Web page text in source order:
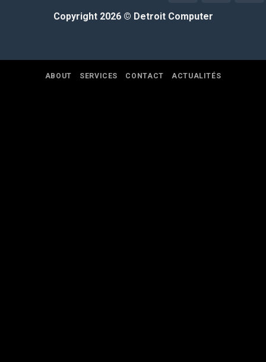
Copyright 2026 © Detroit Computer
ABOUT SERVICES CONTACT ACTUALITÉS